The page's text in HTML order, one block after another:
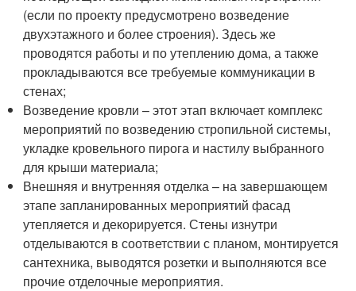
(если по проекту предусмотрено возведение
двухэтажного и более строения). Здесь же
проводятся работы и по утеплению дома, а также
прокладываются все требуемые коммуникации в
стенах;
Возведение кровли – этот этап включает комплекс
мероприятий по возведению стропильной системы,
укладке кровельного пирога и настилу выбранного
для крыши материала;
Внешняя и внутренняя отделка – на завершающем
этапе запланированных мероприятий фасад
утепляется и декорируется. Стены изнутри
отделываются в соответствии с планом, монтируется
сантехника, выводятся розетки и выполняются все
прочие отделочные мероприятия.